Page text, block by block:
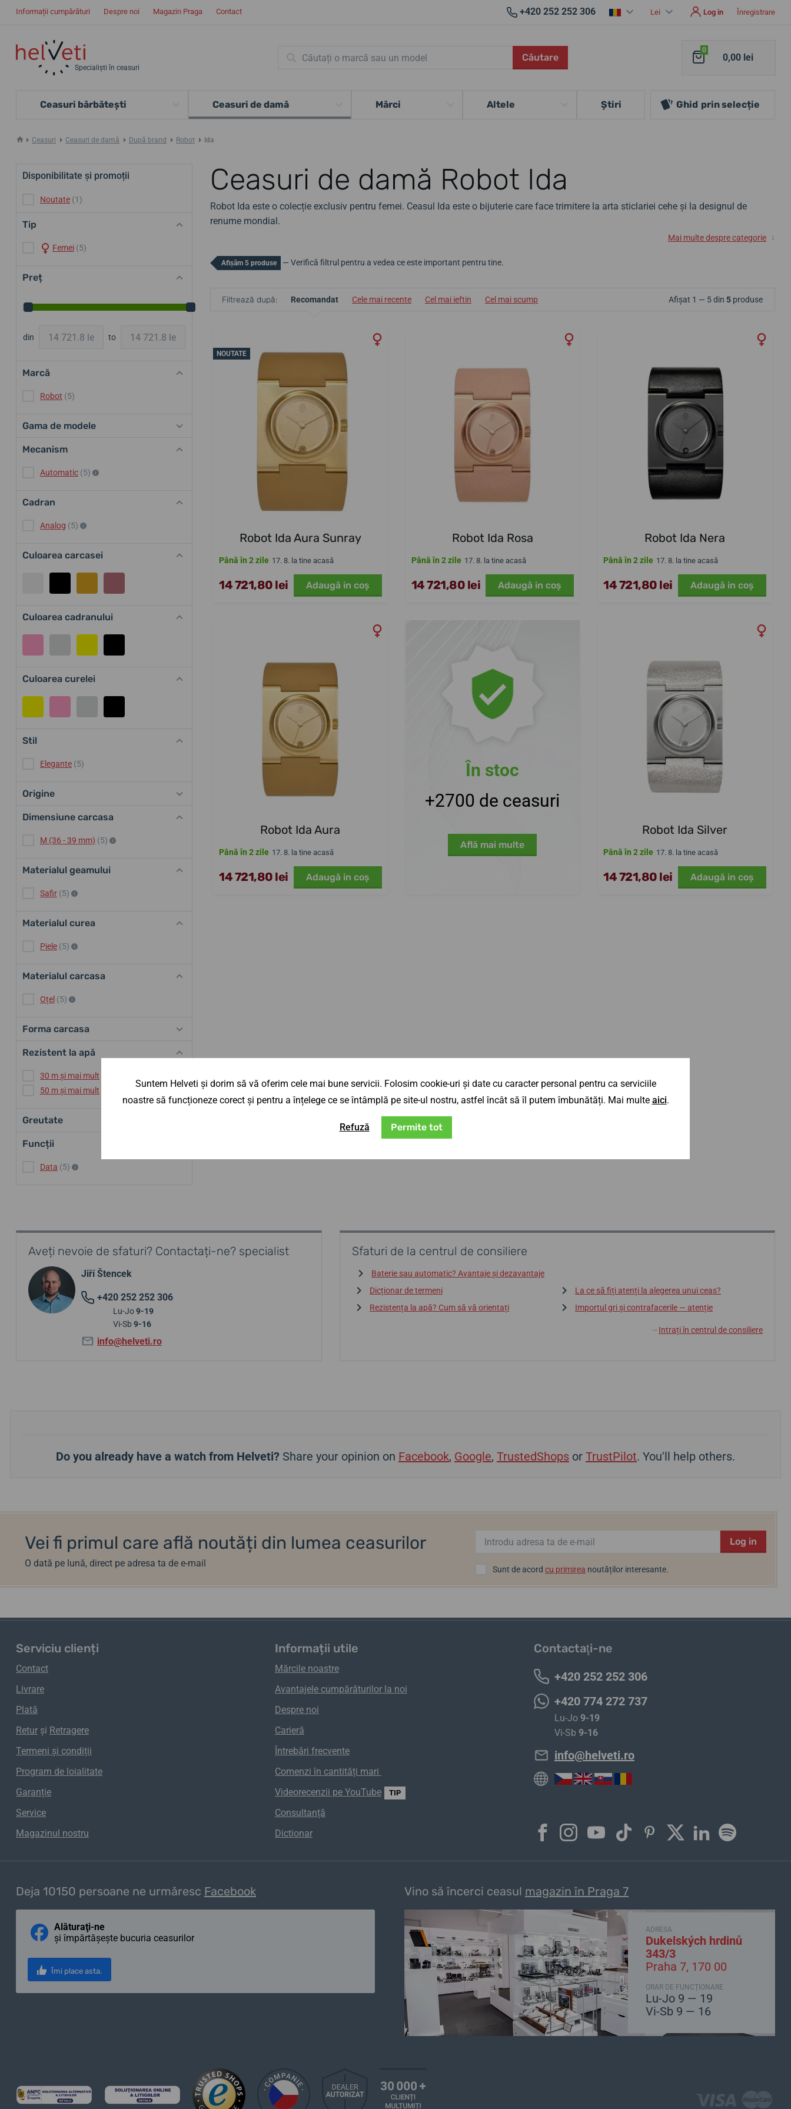
Informații cumpărături Despre noi Magazin Praga Contact +420 252 252 306 Lei Log in Înregistrare
Specialiști în ceasuri
Căutare
0
0,00 lei
Ceasuri bărbătești Ceasuri de damă Mărci Altele Ştiri Ghid prin selecție
Ceasuri Ceasuri de damă După brand Robot Ida
Ceasuri de damă Robot Ida
Robot Ida este o colecție exclusiv pentru femei. Ceasul Ida este o bijuterie care face trimitere la arta sticlariei cehe și la designul de
renume mondial.
Mai multe despre categorie ↓
Disponibilitate și promoții
Noutate (1)
Tip
Femei (5)
Preț
din to
Marcă
Robot (5)
Gama de modele
Mecanism
Automatic (5)
Cadran
Analog (5)
Culoarea carcasei
Culoarea cadranului
Culoarea curelei
Stil
Elegante (5)
Origine
Dimensiune carcasa
M (36 - 39 mm) (5)
Materialul geamului
Safir (5)
Materialul curea
Piele (5)
Materialul carcasa
Oțel (5)
Forma carcasa
Rezistent la apă
30 m și mai mult
50 m și mai mult
Greutate
Funcții
Data (5)
Afișăm 5 produse — Verifică filtrul pentru a vedea ce este important pentru tine.
Filtrează după: Recomandat Cele mai recente Cel mai ieftin Cel mai scump Afișat 1 — 5 din 5 produse
NOUTATE
Robot Ida Aura Sunray
Până în 2 zile 17. 8. la tine acasă
14 721,80 lei Adaugă in coş
Robot Ida Rosa
Până în 2 zile 17. 8. la tine acasă
14 721,80 lei Adaugă in coş
Robot Ida Nera
Până în 2 zile 17. 8. la tine acasă
14 721,80 lei Adaugă in coş
Robot Ida Aura
Până în 2 zile 17. 8. la tine acasă
14 721,80 lei Adaugă in coş
În stoc
+2700 de ceasuri
Află mai multe
Robot Ida Silver
Până în 2 zile 17. 8. la tine acasă
14 721,80 lei Adaugă in coş
Aveți nevoie de sfaturi? Contactați-ne? specialist
Jiří Štencek
+420 252 252 306
Lu-Jo9-19
Vi-Sb 9-16
info@helveti.ro
Sfaturi de la centrul de consiliere
Baterie sau automatic? Avantaje și dezavantaje
Dicționar de termeni
La ce să fiți atenți la alegerea unui ceas?
Rezistența la apă? Cum să vă orientați
Importul gri și contrafacerile — atenție
↓ Intrați în centrul de consiliere
Do you already have a watch from Helveti? Share your opinion on Facebook, Google, TrustedShops or TrustPilot. You'll help others.
Vei fi primul care află noutăți din lumea ceasurilor
O dată pe lună, direct pe adresa ta de e-mail
Log in
Sunt de acord cu primirea noutăților interesante.
Serviciu clienți
Contact
Livrare
Plată
Retur și Retragere
Termeni și condiții
Program de loialitate
Garanție
Service
Magazinul nostru
Informații utile
Mărcile noastre
Avantajele cumpărăturilor la noi
Despre noi
Carieră
Întrebări frecvente
Comenzi în cantități mari
Videorecenzii pe YouTube
TIP
Consultanță
Dictionar
Contactaţi-ne
+420 252 252 306
+420 774 272 737
Lu-Jo 9-19
Vi-Sb 9-16
info@helveti.ro
Deja 10150 persoane ne urmăresc Facebook
Alăturaţi-ne
și împărtășește bucuria ceasurilor
Îmi place asta.
Vino să încerci ceasul magazin în Praga 7
ADRESA
Dukelských hrdinů
343/3
Praha 7, 170 00
ORAR DE FUNCȚIONARE
Lu-Jo 9 — 19
Vi-Sb 9 — 16
Suntem Helveti și dorim să vă oferim cele mai bune servicii. Folosim cookie-uri și date cu caracter personal pentru ca serviciile
noastre să funcționeze corect și pentru a înțelege ce se întâmplă pe site-ul nostru, astfel încât să îl putem îmbunătăți. Mai multe aici.
Refuză Permite tot